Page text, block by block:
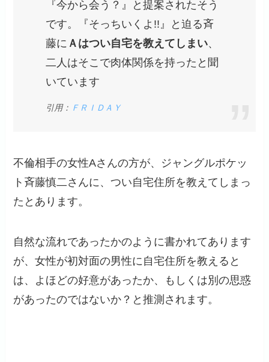
『今から会う？』と提案されたそう
です。『そっちいくよ!!』と迫る斉
藤に Ａはつい自宅を教えてしまい、
二人はそこで肉体関係を持ったと聞
いています
引用： ＦＲＩＤＡＹ
不倫相手の女性Aさんの方が、ジャングルポケッ
ト斉藤慎二さんに、つい自宅住所を教えてしまっ
たとあります。
自然な流れであったかのように書かれてあります
が、女性が初対面の男性に自宅住所を教えると
は、よほどの好意があったか、もしくは別の思惑
があったのではないか？と推測されます。